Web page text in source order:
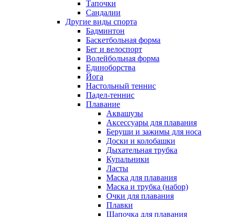
Тапочки
Сандалии
Другие виды спорта
Бадминтон
Баскетбольная форма
Бег и велоспорт
Волейбольная форма
Единоборства
Йога
Настольный теннис
Падел-теннис
Плавание
Аквашузы
Аксессуары для плавания
Беруши и зажимы для носа
Доски и колобашки
Дыхательная трубка
Купальники
Ласты
Маска для плавания
Маска и трубка (набор)
Очки для плавания
Плавки
Шапочка для плавания